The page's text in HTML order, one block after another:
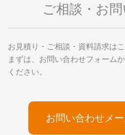
ご相談・お
お見積り・ご相談・資料請求はこ
まずは、お問い合わせフォーム
ください。
お問い合わせメ